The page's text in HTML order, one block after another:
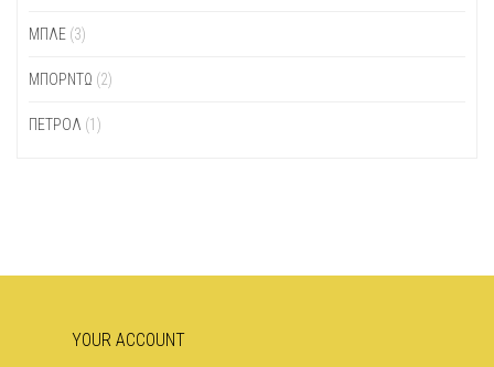
ΜΠΛΕ (3)
ΜΠΟΡΝΤΏ (2)
ΠΕΤΡΌΛ (1)
YOUR ACCOUNT